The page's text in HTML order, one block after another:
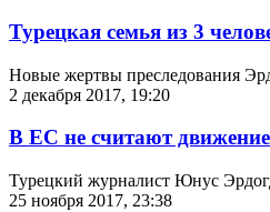
Турецкая семья из 3
Новые жертвы преследования
2 декабря 2017, 19:20
В ЕС не считают
Турецкий журналист Юнус
25 ноября 2017, 23:38